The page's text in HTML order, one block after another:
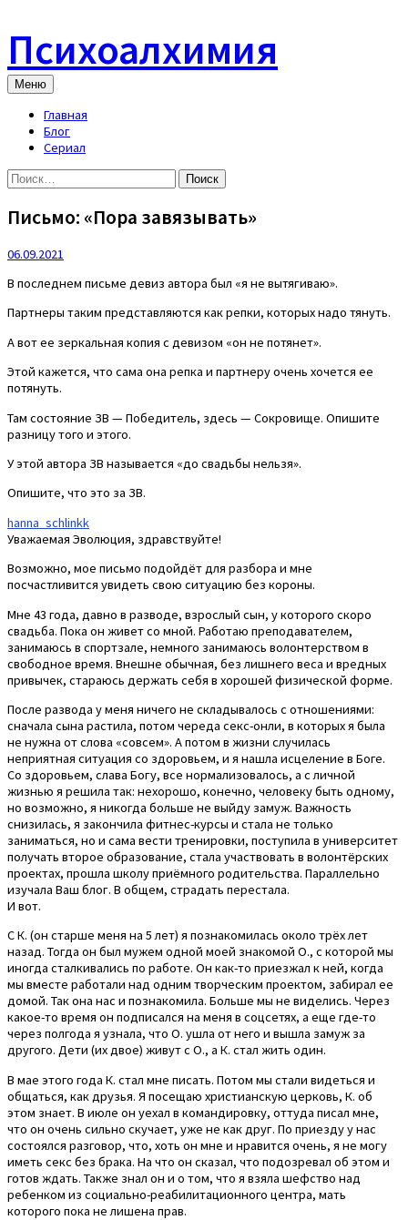
content
Психоалхимия
Меню
Главная
Блог
Сериал
Найти:
Письмо: «Пора завязывать»
06.09.2021
В последнем письме девиз автора был «я не вытягиваю».
Партнеры таким представляются как репки, которых надо тянуть.
А вот ее зеркальная копия с девизом «он не потянет».
Этой кажется, что сама она репка и партнеру очень хочется ее
потянуть.
Там состояние ЗВ — Победитель, здесь — Сокровище. Опишите
разницу того и этого.
У этой автора ЗВ называется «до свадьбы нельзя».
Опишите, что это за ЗВ.
hanna_schlinkk
Уважаемая Эволюция, здравствуйте!
Возможно, мое письмо подойдёт для разбора и мне
посчастливится увидеть свою ситуацию без короны.
Мне 43 года, давно в разводе, взрослый сын, у которого скоро
свадьба. Пока он живет со мной. Работаю преподавателем,
занимаюсь в спортзале, немного занимаюсь волонтерством в
свободное время. Внешне обычная, без лишнего веса и вредных
привычек, стараюсь держать себя в хорошей физической форме.
После развода у меня ничего не складывалось с отношениями:
сначала сына растила, потом череда секс-онли, в которых я была
не нужна от слова «совсем». А потом в жизни случилась
неприятная ситуация со здоровьем, и я нашла исцеление в Боге.
Со здоровьем, слава Богу, все нормализовалось, а с личной
жизнью я решила так: нехорошо, конечно, человеку быть одному,
но возможно, я никогда больше не выйду замуж. Важность
снизилась, я закончила фитнес-курсы и стала не только
заниматься, но и сама вести тренировки, поступила в университет
получать второе образование, стала участвовать в волонтёрских
проектах, прошла школу приёмного родительства. Параллельно
изучала Ваш блог. В общем, страдать перестала.
И вот.
С К. (он старше меня на 5 лет) я познакомилась около трёх лет
назад. Тогда он был мужем одной моей знакомой О., с которой мы
иногда сталкивались по работе. Он как-то приезжал к ней, когда
мы вместе работали над одним творческим проектом, забирал ее
домой. Так она нас и познакомила. Больше мы не виделись. Через
какое-то время он подписался на меня в соцсетях, а еще где-то
через полгода я узнала, что О. ушла от него и вышла замуж за
другого. Дети (их двое) живут с О., а К. стал жить один.
В мае этого года К. стал мне писать. Потом мы стали видеться и
общаться, как друзья. Я посещаю христианскую церковь, К. об
этом знает. В июле он уехал в командировку, оттуда писал мне,
что он очень сильно скучает, уже не как друг. По приезду у нас
состоялся разговор, что, хоть он мне и нравится очень, я не могу
иметь секс без брака. На что он сказал, что подозревал об этом и
готов ждать. Также знал он и о том, что я взяла шефство над
ребенком из социально-реабилитационного центра, мать
которого пока не лишена прав.